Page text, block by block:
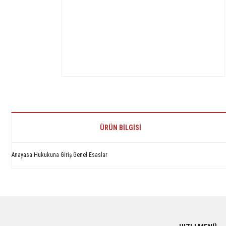
ÜRÜN BILGISI
Anayasa Hukukuna Giriş Genel Esaslar